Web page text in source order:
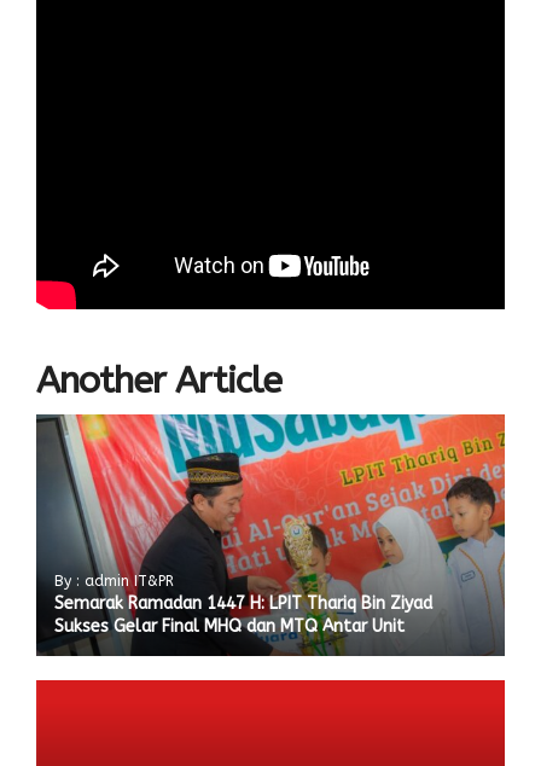
Another Article
By : admin IT&PR
Semarak Ramadan 1447 H: LPIT Thariq Bin Ziyad
Sukses Gelar Final MHQ dan MTQ Antar Unit